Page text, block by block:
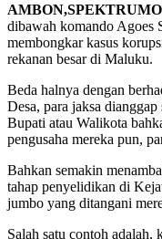
dibawah komando Agoes
membongkar kasus
rekanan besar di Maluku.
Beda halnya dengan
Desa, para jaksa dianggap
Bupati atau Walikota
pengusaha mereka pun,
Bahkan semakin
tahap penyelidikan di
jumbo yang ditangani
Salah satu contoh adalah,